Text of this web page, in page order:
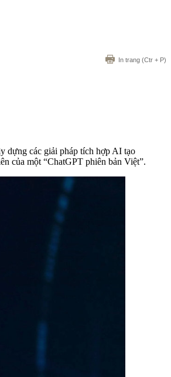
In trang (Ctr + P)
dựng các giải pháp tích hợp AI tạo
của một “ChatGPT phiên bản Việt”.